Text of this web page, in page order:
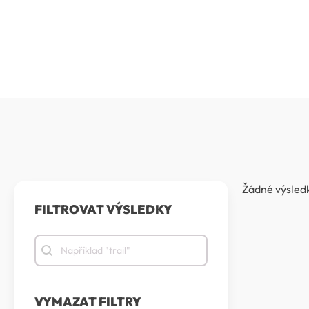
FILTROVAT VÝSLEDKY
Filtrovat výsledky
Filtrovat výsledky
VYMAZAT FILTRY
Žádné